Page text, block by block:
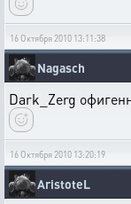
16 Октября 2010 13:11:38
Nagasch
Dark_Zerg
16 Октября 2010 13:20:19
AristoteL